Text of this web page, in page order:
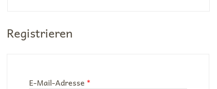
Registrieren
E-Mail-Adresse *